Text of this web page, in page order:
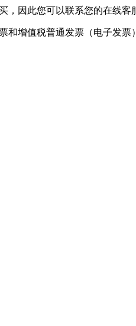
，因此您可以联系您的在线
和增值税普通发票（电子发